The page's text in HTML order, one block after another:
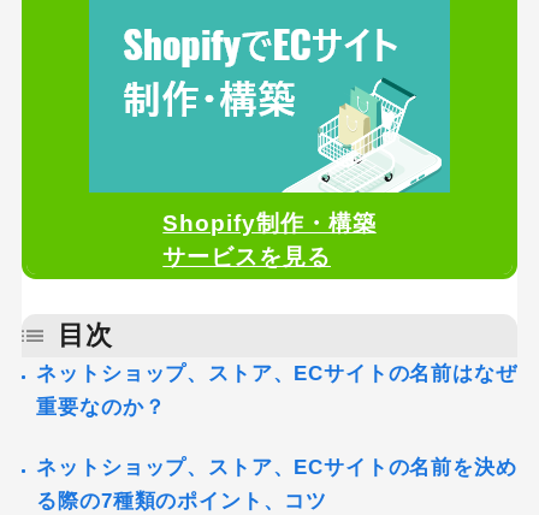
Shopify制作・構築
サービスを見る
目次
ネットショップ、ストア、ECサイトの名前はなぜ
重要なのか？
ネットショップ、ストア、ECサイトの名前を決め
る際の7種類のポイント、コツ